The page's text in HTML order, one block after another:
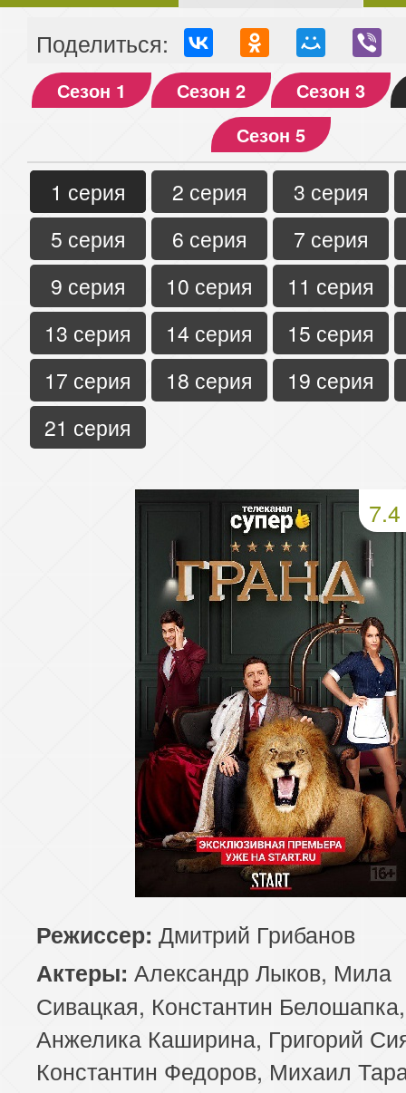
Поделиться:
Сезон 1 Сезон 2
Сезон 3
Сезон 5
1 серия 2 серия
3 серия
5 серия
6 серия
7 серия
9 серия
10 серия
11 серия
13 серия
14 серия
15 серия
17 серия
18 серия
19 серия
21 серия
7.4
Режиссер: Дмитрий Грибанов
Актеры: Александр Лыков, Мила
Сивацкая, Константин Белошапка,
Анжелика Каширина, Григорий
Константин Федоров, Михаил